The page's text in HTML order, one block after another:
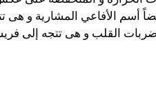
أسم الأفاعي المشارية و هى
القلب و هى تتجه إلى